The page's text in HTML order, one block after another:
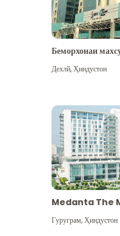
Беморхонаи
Дехлй,Ҳиндустон
Medanta The
Гуруграм,Ҳиндустон